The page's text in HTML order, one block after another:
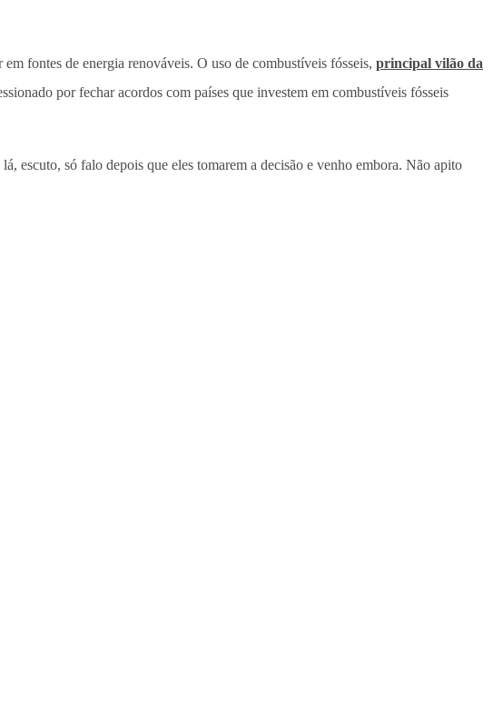
fontes de energia renováveis. O uso de combustíveis fósseis, principal vilão da
por fechar acordos com países que investem em combustíveis fósseis
escuto, só falo depois que eles tomarem a decisão e venho embora. Não apito